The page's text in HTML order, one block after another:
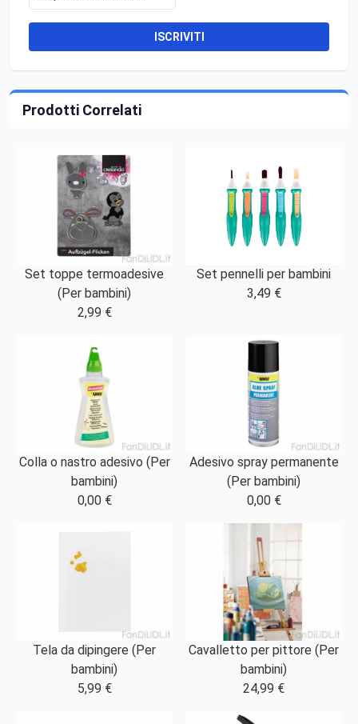
ISCRIVITI
Prodotti Correlati
Set toppe termoadesive
(Per bambini)
2,99 €
Set pennelli per bambini
3,49 €
Colla o nastro adesivo (Per
bambini)
0,00 €
Adesivo spray permanente
(Per bambini)
0,00 €
Tela da dipingere (Per
bambini)
5,99 €
Cavalletto per pittore (Per
bambini)
24,99 €